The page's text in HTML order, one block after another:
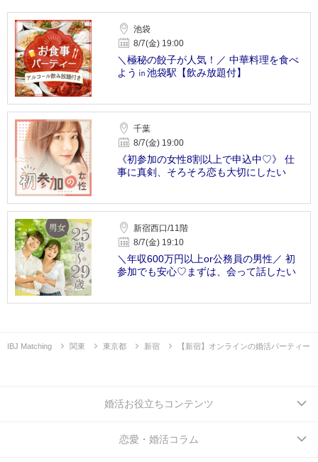
池袋
8/7(金) 19:00
＼極秘の餃子が人気！／ 中華料理を食べ
よう㏌池袋駅【飲み放題付】
千葉
8/7(金) 19:00
《初参加の女性8割以上で申込中♡》 仕
事に真剣、そろそろ恋も大切にしたい
新宿西口/11階
8/7(金) 19:10
＼年収600万円以上or公務員の男性／ 初
参加でも安心♡まずは、会って話したい
IBJ Matching 関東 東京都 新宿 【新宿】オンラインの婚活パーティー
婚活お役立ちコンテンツ
恋愛・婚活コラム